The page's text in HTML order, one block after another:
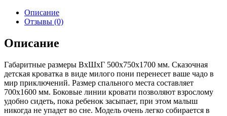
Описание
Отзывы (0)
Описание
Габаритные размеры ВхШхГ 500x750x1700 мм. Сказочная
детская кроватка в виде милого пони перенесет ваше чадо в
мир приключений. Размер спального места составляет
700х1600 мм. Боковые линии кровати позволяют взрослому
удобно сидеть, пока ребенок засыпает, при этом малыш
никогда не упадет во сне. Модель очень легко собирается в